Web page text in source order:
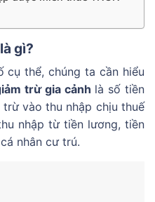
gì?
thể, chúng ta cần hiểu
trừ gia cảnh là số tiền
vào thu nhập chịu thuế
nhập từ tiền lương, tiền
nhân cư trú.